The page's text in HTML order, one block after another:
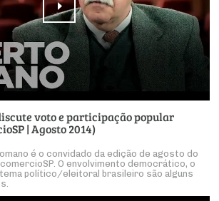
voto e participação popular
| Agosto 2014)
é o convidado da edição de agosto do
O envolvimento democrático, o
político/eleitoral brasileiro são alguns